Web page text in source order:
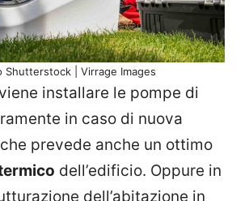
Shutterstock | Virrage Images
installare le pompe di
in caso di nuova
prevede anche un ottimo
dell’edificio. Oppure in
dell’abitazione in